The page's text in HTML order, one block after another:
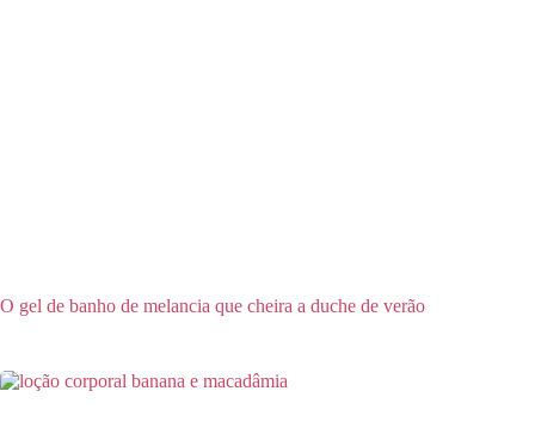
O gel de banho de melancia que cheira a duche de verão